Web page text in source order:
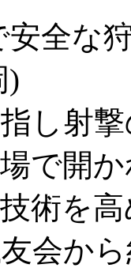
安全な
)
し射
で開
術を
会か